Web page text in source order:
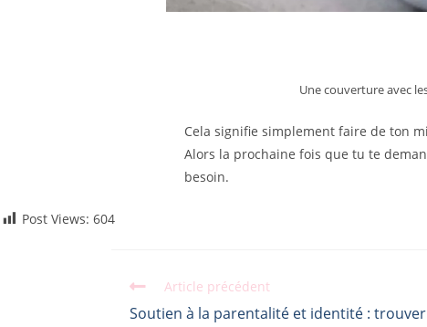
Une couverture avec
Cela signifie simplement faire de ton
Alors la prochaine fois que tu te
besoin.
Post Views: 604
Article précédent
Soutien à la parentalité et identité : trouver